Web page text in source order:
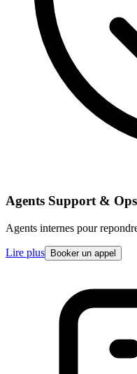
Agents Support & Ops
Agents internes pour
Lire plus Booker un appel